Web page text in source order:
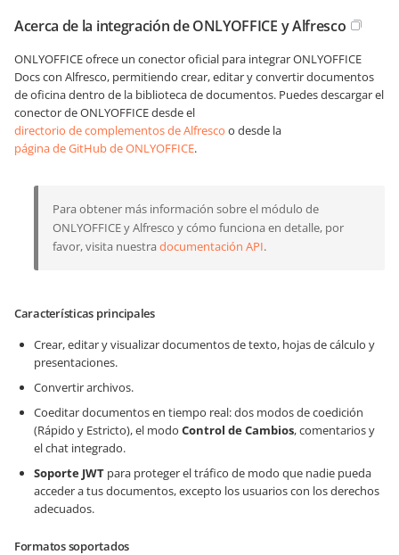
Acerca de la integración de ONLYOFFICE y Alfresco
ONLYOFFICE ofrece un conector oficial para integrar ONLYOFFICE
Docs con Alfresco, permitiendo crear, editar y convertir documentos
de oficina dentro de la biblioteca de documentos. Puedes descargar el
conector de ONLYOFFICE desde el
directorio de complementos de Alfresco o desde la
página de GitHub de ONLYOFFICE.
Para obtener más información sobre el módulo de
ONLYOFFICE y Alfresco y cómo funciona en detalle, por
favor, visita nuestra documentación API.
Características principales
Crear, editar y visualizar documentos de texto, hojas de cálculo y
presentaciones.
Convertir archivos.
Coeditar documentos en tiempo real: dos modos de coedición
(Rápido y Estricto), el modo Control de Cambios, comentarios y
el chat integrado.
Soporte JWT para proteger el tráfico de modo que nadie pueda
acceder a tus documentos, excepto los usuarios con los derechos
adecuados.
Formatos soportados